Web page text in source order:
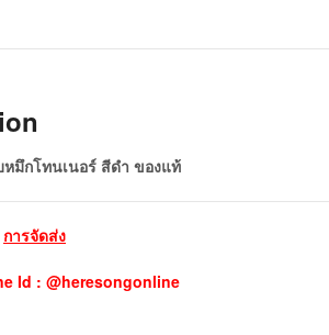
มึกโทนเนอร์ สีดำ ของแท้
การจัดส่ง
Id : @heresongonline